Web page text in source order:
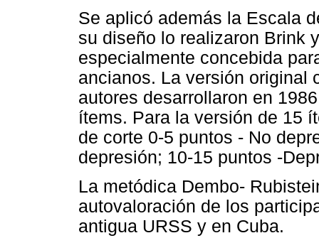
Se aplicó además la Escala
su diseño lo realizaron Brink
especialmente concebida
ancianos. La versión original
autores desarrollaron en
ítems. Para la versión de 15
de corte 0-5 puntos - No
depresión; 10-15 puntos -
La metódica Dembo-
autovaloración de los
antigua URSS y en Cuba.